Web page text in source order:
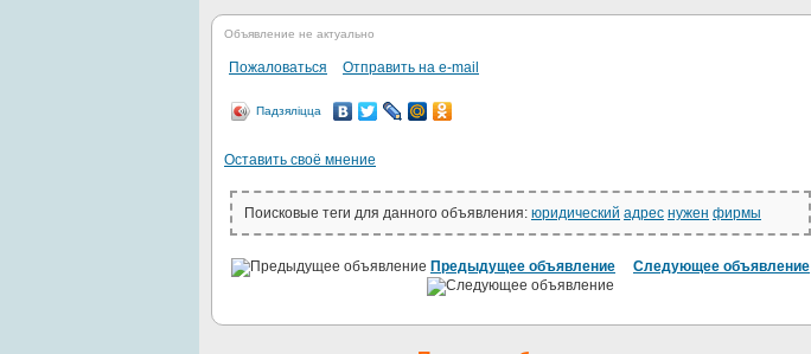
Объявление не актуально
Пожаловаться Отправить на e-mail
Падзяліцца
Оставить своё мнение
Поисковые теги для данного объявления: юридический адрес нужен фирмы
Предыдущее объявление Следующее объявление